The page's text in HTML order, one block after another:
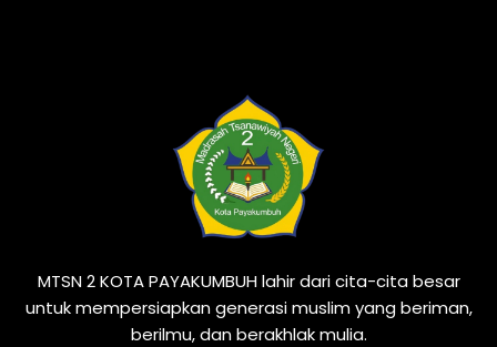
MTSN 2 KOTA PAYAKUMBUH lahir dari cita-cita besar
untuk mempersiapkan generasi muslim yang beriman,
berilmu, dan berakhlak mulia.